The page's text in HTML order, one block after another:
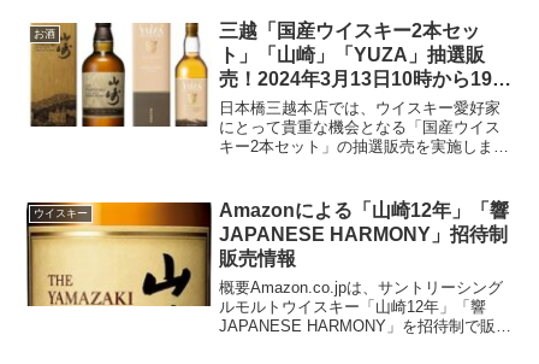
とを目的としています。選ばれた顧客の
みが購入の...
お酒
三越「国産ウイスキー2本セッ
ト」「山崎」「YUZA」抽選販
売！2024年3月13日10時から19日
19時30分まで
日本橋三越本店では、ウイスキー愛好家
にとって貴重な機会となる「国産ウイス
キー2本セット」の抽選販売を実施しま
LIMITED EDITION 2021」と遊佐蒸溜所
の「...
ウイスキー
Amazonによる「山崎12年」「響
JAPANESE HARMONY」招待制
販売情報
概要Amazon.co.jpは、サントリーシング
ルモルトウイスキー「山崎12年」「響
JAPANESE HARMONY」を招待制で販売